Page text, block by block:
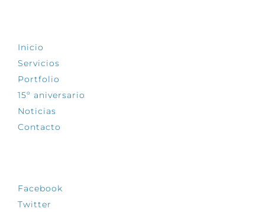
Inicio
Servicios
Portfolio
15º aniversario
Noticias
Contacto
Facebook
Twitter